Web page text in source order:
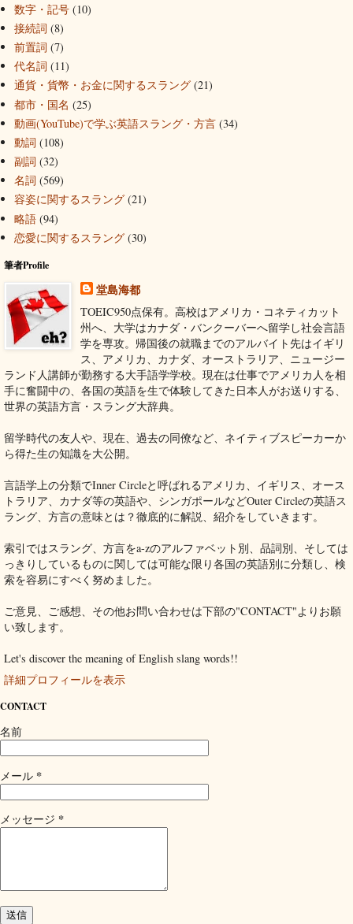
数字・記号 (10)
接続詞 (8)
前置詞 (7)
代名詞 (11)
通貨・貨幣・お金に関するスラング (21)
都市・国名 (25)
動画(YouTube)で学ぶ英語スラング・方言 (34)
動詞 (108)
副詞 (32)
名詞 (569)
容姿に関するスラング (21)
略語 (94)
恋愛に関するスラング (30)
筆者Profile
堂島海都
TOEIC950点保有。高校はアメリカ・コネティカット
州へ、大学はカナダ・バンクーバーへ留学し社会言語
学を専攻。帰国後の就職までのアルバイト先はイギリ
ス、アメリカ、カナダ、オーストラリア、ニュージー
ランド人講師が勤務する大手語学学校。現在は仕事でアメリカ人を相
手に奮闘中の、各国の英語を生で体験してきた日本人がお送りする、
世界の英語方言・スラング大辞典。
留学時代の友人や、現在、過去の同僚など、ネイティブスピーカーか
ら得た生の知識を大公開。
言語学上の分類でInner Circleと呼ばれるアメリカ、イギリス、オース
トラリア、カナダ等の英語や、シンガポールなどOuter Circleの英語ス
ラング、方言の意味とは？徹底的に解説、紹介をしていきます。
索引ではスラング、方言をa-zのアルファベット別、品詞別、そしては
っきりしているものに関しては可能な限り各国の英語別に分類し、検
索を容易にすべく努めました。
ご意見、ご感想、その他お問い合わせは下部の"CONTACT"よりお願
い致します。
Let's discover the meaning of English slang words!!
詳細プロフィールを表示
CONTACT
名前
メール *
メッセージ *